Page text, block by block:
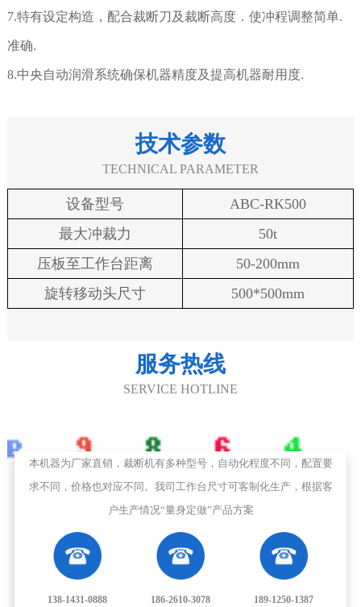
7.特有设定构造，配合裁断刀及裁断高度．使冲程调整简单.
准确.
8.中央自动润滑系统确保机器精度及提高机器耐用度.
技术参数
TECHNICAL PARAMETER
设备型号
ABC-RK500
最大冲裁力
50t
压板至工作台距离
50-200mm
旋转移动头尺寸
500*500mm
服务热线
SERVICE HOTLINE
本机器为厂家直销，裁断机有多种型号，自动化程度不同，配置要
求不同，价格也对应不同。我司工作台尺寸可客制化生产，根据客
户生产情况“量身定做”产品方案
138-1431-0888 186-2610-3078 189-1250-1387